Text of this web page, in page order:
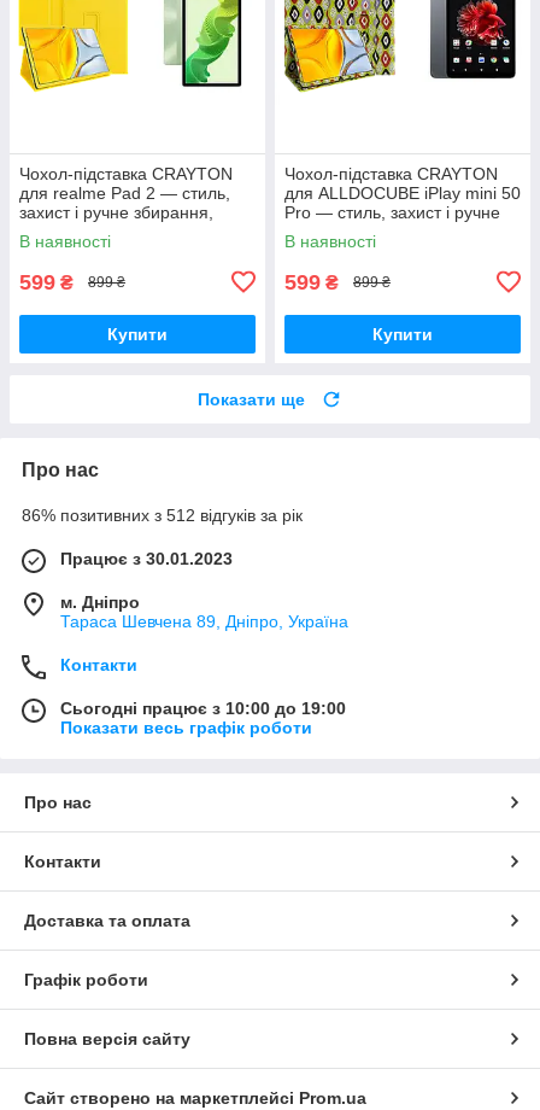
Чохол-підставка CRAYTON
для realme Pad 2 — стиль,
захист і ручне збирання,
колір Жовтий
В наявності
599 ₴ 899 ₴
Купити
Чохол-підставка CRAYTON
для ALLDOCUBE iPlay mini 50
Pro — стиль, захист і ручне
збирання, колір Камні
В наявності
599 ₴ 899 ₴
Купити
Показати ще
Про нас
86% позитивних з 512 відгуків за рік
Працює з 30.01.2023
м. Дніпро
Тараса Шевчена 89, Дніпро, Україна
Контакти
Сьогодні працює з 10:00 до 19:00
Показати весь графік роботи
Про нас
Контакти
Доставка та оплата
Графік роботи
Повна версія сайту
Сайт створено на маркетплейсі Prom.ua